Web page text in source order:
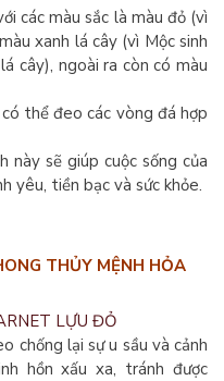
các màu sắc là màu đỏ (vì
xanh lá cây (vì Mộc sinh
cây), ngoài ra còn có màu
thể đeo các vòng đá hợp
này sẽ giúp cuộc sống của
yêu, tiền bạc và sức khỏe.
THỦY MỆNH HỎA
LỰU ĐỎ
chống lại sự u sầu và cảnh
hồn xấu xa, tránh được